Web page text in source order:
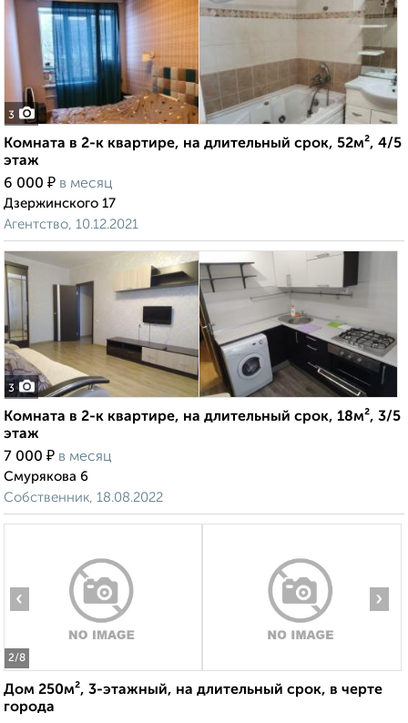
3
Комната в 2-к квартире, на длительный срок, 52м², 4/5
этаж
6 000 ₽ в месяц
Дзержинского 17
Агентство, 10.12.2021
3
Комната в 2-к квартире, на длительный срок, 18м², 3/5
этаж
7 000 ₽ в месяц
Смурякова 6
Собственник, 18.08.2022
2/8
‹ ›
Дом 250м², 3-этажный, на длительный срок, в черте
города